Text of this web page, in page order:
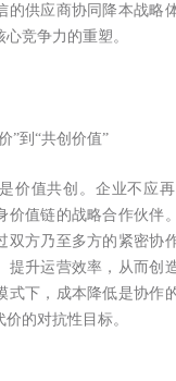
的供应商协同降本战略
竞争力的重塑。
”到“共创价值”
价值共创。企业不应
价值链的战略合作伙伴
双方乃至多方的紧密协
提升运营效率，从而创
式下，成本降低是协作
的对抗性目标。